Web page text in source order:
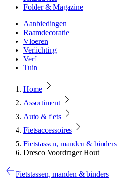
Folder & Magazine
Aanbiedingen
Raamdecoratie
Vloeren
Verlichting
Verf
Tuin
Home
Assortiment
Auto & fiets
Fietsaccessoires
Fietstassen, manden & binders
Dresco Voordrager Hout
Fietstassen, manden & binders